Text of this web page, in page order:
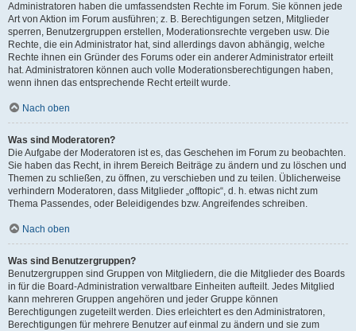
Administratoren haben die umfassendsten Rechte im Forum. Sie können jede
Art von Aktion im Forum ausführen; z. B. Berechtigungen setzen, Mitglieder
sperren, Benutzergruppen erstellen, Moderationsrechte vergeben usw. Die
Rechte, die ein Administrator hat, sind allerdings davon abhängig, welche
Rechte ihnen ein Gründer des Forums oder ein anderer Administrator erteilt
hat. Administratoren können auch volle Moderationsberechtigungen haben,
wenn ihnen das entsprechende Recht erteilt wurde.
Nach oben
Was sind Moderatoren?
Die Aufgabe der Moderatoren ist es, das Geschehen im Forum zu beobachten.
Sie haben das Recht, in ihrem Bereich Beiträge zu ändern und zu löschen und
Themen zu schließen, zu öffnen, zu verschieben und zu teilen. Üblicherweise
verhindern Moderatoren, dass Mitglieder „offtopic“, d. h. etwas nicht zum
Thema Passendes, oder Beleidigendes bzw. Angreifendes schreiben.
Nach oben
Was sind Benutzergruppen?
Benutzergruppen sind Gruppen von Mitgliedern, die die Mitglieder des Boards
in für die Board-Administration verwaltbare Einheiten aufteilt. Jedes Mitglied
kann mehreren Gruppen angehören und jeder Gruppe können
Berechtigungen zugeteilt werden. Dies erleichtert es den Administratoren,
Berechtigungen für mehrere Benutzer auf einmal zu ändern und sie zum